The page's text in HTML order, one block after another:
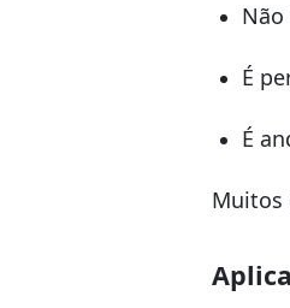
Não
É
É
Muitos